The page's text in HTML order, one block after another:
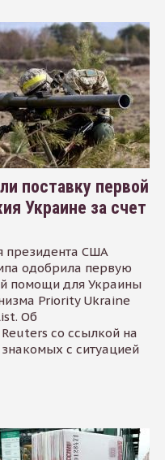
поставку первой
Украине за счет
президента США
одобрила первую
помощи для Украины
Priority Ukraine
Об
со ссылкой на
с ситуацией